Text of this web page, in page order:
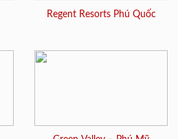
Regent Resorts Phú Quốc